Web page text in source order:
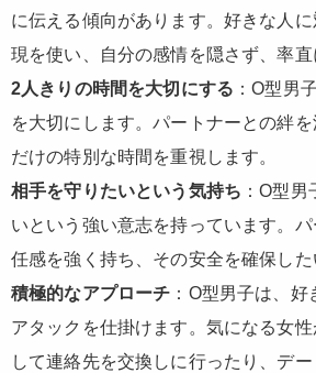
に伝える傾向があります。好きな人
現を使い、自分の感情を隠さず、率直
2人きりの時間を大切にする ：O型男
を大切にします。パートナーとの絆
だけの特別な時間を重視します。
相手を守りたいという気持ち ：O型
いという強い意志を持っています。
任感を強く持ち、その安全を確保した
積極的なアプローチ ：O型男子は、
アタックを仕掛けます。気になる女
して連絡先を交換しに行ったり、デ